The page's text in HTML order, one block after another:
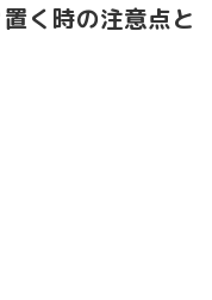
く時の注意点と